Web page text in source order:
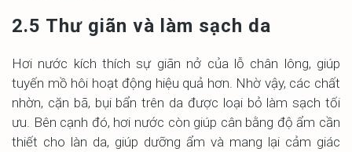
2.5 Thư giãn và làm sạch da
Hơi nước kích thích sự giãn nở của lỗ chân lông, giúp
tuyến mồ hôi hoạt động hiệu quả hơn. Nhờ vậy, các chất
nhờn, cặn bã, bụi bẩn trên da được loại bỏ làm sạch tối
ưu. Bên cạnh đó, hơi nước còn giúp cân bằng độ ẩm cần
thiết cho làn da, giúp dưỡng ẩm và mang lại cảm giác